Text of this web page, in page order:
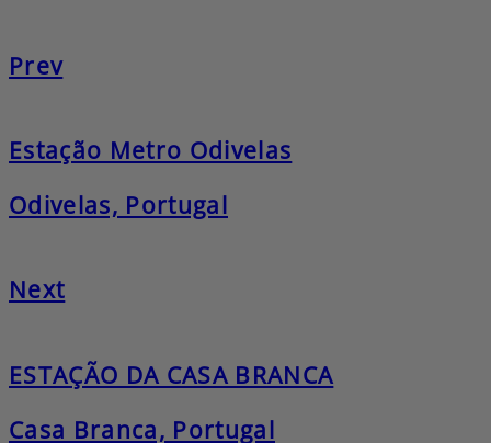
Prev
Estação Metro Odivelas
Odivelas, Portugal
Next
ESTAÇÃO DA CASA BRANCA
Casa Branca, Portugal